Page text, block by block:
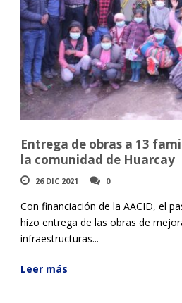
Entrega de obras a 13
la comunidad de Huarcay
26 DIC 2021 0
Con financiación de la AACID, el
hizo entrega de las obras de
infraestructuras...
Leer más